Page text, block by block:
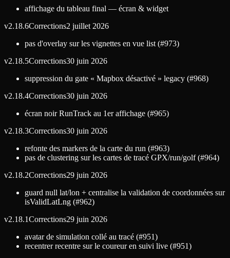
affichage du tableau final — écran & widget
v2.18.6Corrections2 juillet 2026
pas d'overlay sur les vignettes en vue list (#973)
v2.18.5Corrections30 juin 2026
suppression du gate « Mapbox désactivé » legacy (#968)
v2.18.4Corrections30 juin 2026
écran noir RunTrack au 1er affichage (#965)
v2.18.3Corrections30 juin 2026
refonte des markers de la carte du run (#963)
pas de clustering sur les cartes de tracé GPX/run/golf (#964)
v2.18.2Corrections29 juin 2026
guard null lat/lon + centralise la validation de coordonnées sur
isValidLatLng (#962)
v2.18.1Corrections29 juin 2026
avatar de simulation collé au tracé (#951)
recentrer recentre sur le coureur en suivi live (#951)